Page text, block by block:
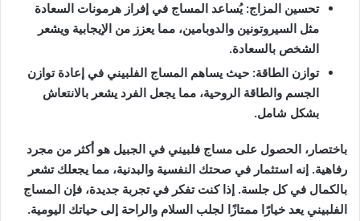
تحسين المزاج: يُساعد المساج في إفراز هرمونات السعادة
مثل السيروتونين والدوبامين، مما يعزز من الإيجابية ويشعر
الشخص بالسعادة.
توازن الطاقة: حيث يساهم المساج الفلبيني في إعادة توازن
الجسم والطاقة الروحية، مما يجعل الفرد يشعر بالانتعاش
بشكل شامل.
باختصار، الحصول على مساج فلبيني في الجبيل هو أكثر من مجرد
رفاهية. إنه استثمار في صحتك النفسية والبدنية، مما يجعلك تشعر
بالكمال في كل جلسة. إذا كنت تفكر في تجربة جديدة، فإن المساج
الفلبيني يعد خيارًا ممتازًا لجلب السلام والراحة إلى حياتك اليومية.